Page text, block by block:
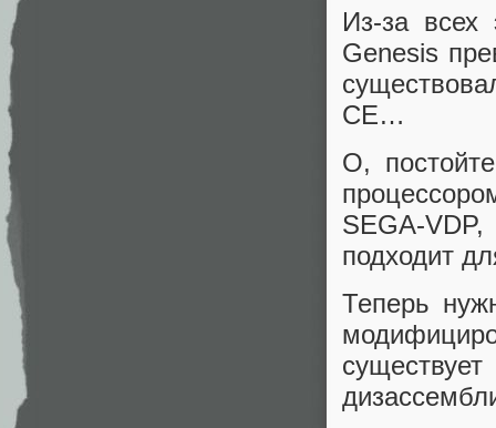
Из-за всех
Genesis
CE…
О,
SEGA-
подходит
Теперь